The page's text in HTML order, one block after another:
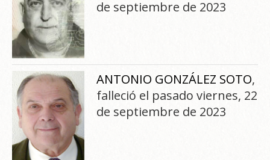
de septiembre de 2023
ANTONIO GONZÁLEZ SOTO,
falleció el pasado viernes, 22
de septiembre de 2023